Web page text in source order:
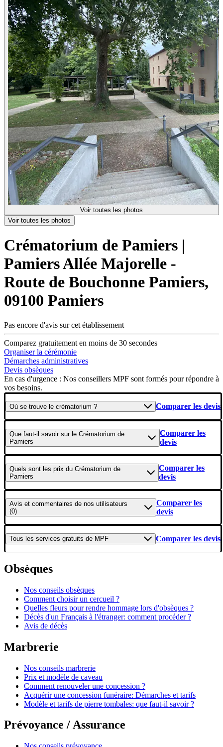
Voir toutes les photos
Voir toutes les photos
Crématorium de Pamiers |
PamiersAllée Majorelle -
Route de Bouchonne Pamiers,
09100 Pamiers
Pas encore d'avis sur cet établissement
Comparez gratuitement en moins de 30 secondes
Organiser la cérémonie
Démarches administratives
Devis obsèques
En cas d'urgence : Nos conseillers MPF sont formés pour répondre à
vos besoins.
Où se trouve le crématorium ? Comparer les devis
Que faut-il savoirsur le Crématorium de
Pamiers
Comparer les
devis
Quels sont les prix du Crématorium de
Pamiers
Comparer les
devis
Avis et commentaires de nos utilisateurs
(0)
Comparer les
devis
Tous les services gratuits de MPF Comparer les devis
Obsèques
Nos conseils obsèques
Comment choisir un cercueil ?
Quelles fleurs pour rendre hommage lors d'obsèques ?
Décès d'un Français à l'étranger: comment procéder ?
Avis de décès
Marbrerie
Nos conseils marbrerie
Prix et modèle de caveau
Comment renouveler une concession ?
Acquérir une concession funéraire: Démarches et tarifs
Modèle et tarifs de pierre tombales: que faut-il savoir ?
Prévoyance / Assurance